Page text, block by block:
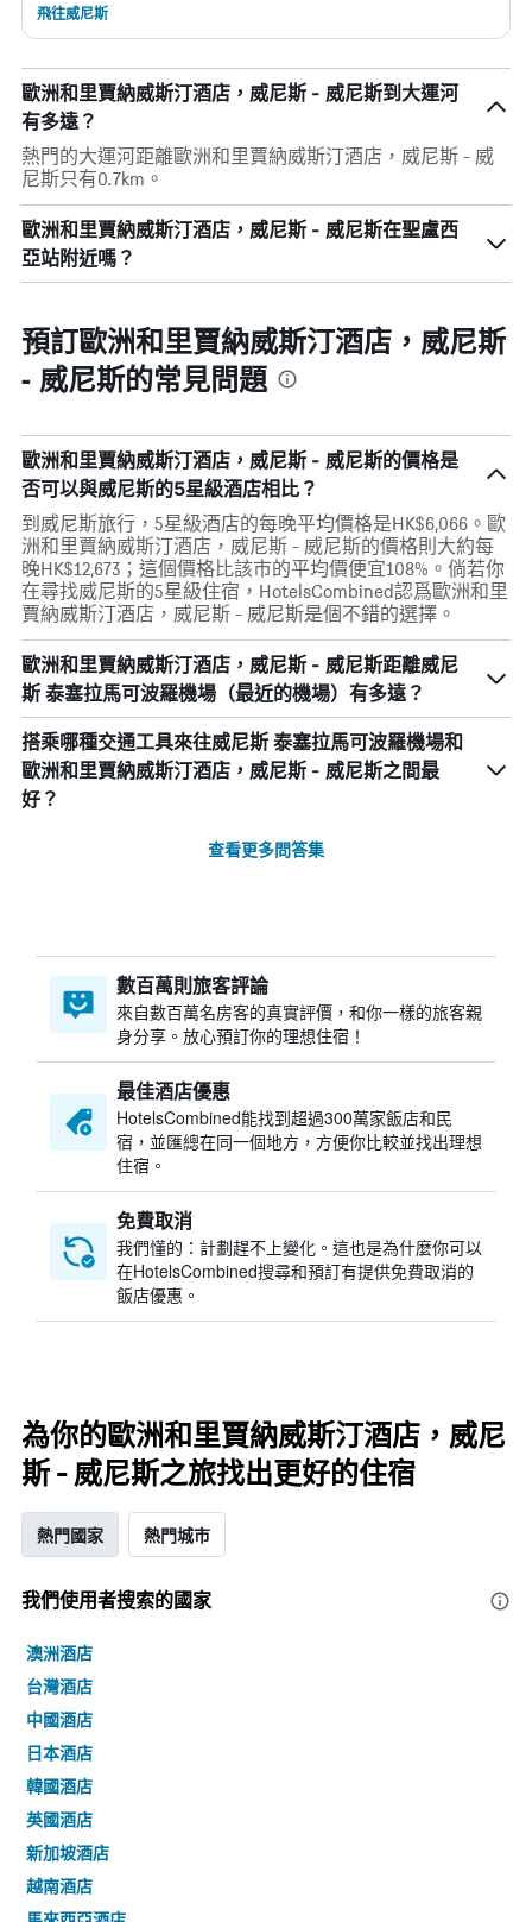
飛往威尼斯
歐洲和里賈納威斯汀酒店，威尼斯 - 威尼斯到大運河
有多遠？
熱門的大運河距離歐洲和里賈納威斯汀酒店，威尼斯 - 威
尼斯只有0.7km。
歐洲和里賈納威斯汀酒店，威尼斯 - 威尼斯在聖盧西
亞站附近嗎？
預訂歐洲和里賈納威斯汀酒店，威尼斯
- 威尼斯的常見問題
歐洲和里賈納威斯汀酒店，威尼斯 - 威尼斯的價格是
否可以與威尼斯的5星級酒店相比？
到威尼斯旅行，5星級酒店的每晚平均價格是HK$6,066。歐
洲和里賈納威斯汀酒店，威尼斯 - 威尼斯的價格則大約每
晚HK$12,673；這個價格比該市的平均價便宜108%。倘若你
在尋找威尼斯的5星級住宿，HotelsCombined認爲歐洲和里
賈納威斯汀酒店，威尼斯 - 威尼斯是個不錯的選擇。
歐洲和里賈納威斯汀酒店，威尼斯 - 威尼斯距離威尼
斯 泰塞拉馬可波羅機場（最近的機場）有多遠？
搭乘哪種交通工具來往威尼斯 泰塞拉馬可波羅機場和
歐洲和里賈納威斯汀酒店，威尼斯 - 威尼斯之間最
好？
查看更多問答集
數百萬則旅客評論
來自數百萬名房客的真實評價，和你一樣的旅客親
身分享。放心預訂你的理想住宿！
最佳酒店優惠
HotelsCombined​能找到超過300萬家飯店和民
宿，並匯總在同一個地方，方便你比較並找出理想
住宿。
免費取消
我們懂的：計劃趕不上變化。這也是為什麼你可以
在HotelsCombined搜尋和預訂有提供免費取消的
飯店優惠。
為你的歐洲和里賈納威斯汀酒店，威尼
斯 - 威尼斯之旅找出更好的住宿
熱門國家 熱門城市
我們使用者搜索的國家
澳洲酒店
台灣酒店
中國酒店
日本酒店
韓國酒店
英國酒店
新加坡酒店
越南酒店